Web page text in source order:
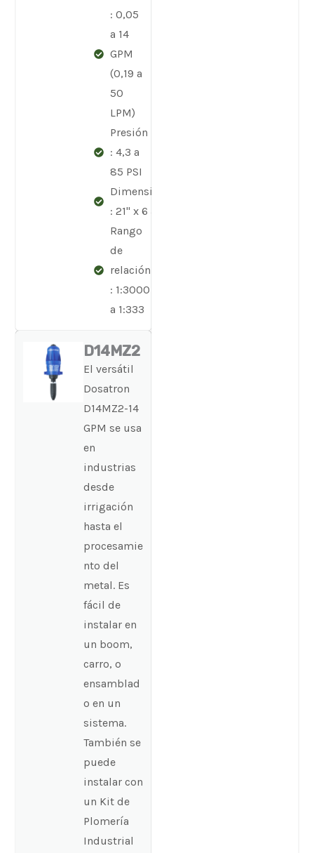
: 0,05
a 14
GPM
(0,19 a
50
LPM)
Presión
: 4,3 a
85 PSI
Dimensiones
: 21" x 6 5/16"
Rango
de
relación
: 1:3000
a 1:333
D14MZ2
El versátil
Dosatron
D14MZ2-14
GPM se usa
en
industrias
desde
irrigación
hasta el
procesamie
nto del
metal. Es
fácil de
instalar en
un boom,
carro, o
ensamblad
o en un
sistema.
También se
puede
instalar con
un Kit de
Plomería
Industrial